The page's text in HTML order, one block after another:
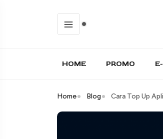
HOME PROMO
Home Blog Cara Top Up